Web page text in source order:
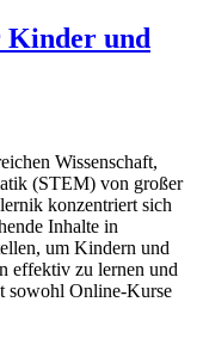
und
Wissenschaft,
(STEM) von großer
konzentriert sich
Inhalte in
um Kindern und
effektiv zu lernen und
sowohl Online-Kurse